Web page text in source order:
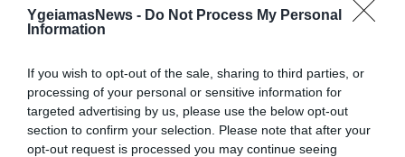
YgeiamasNews - Do Not Process My Personal
Information
If you wish to opt-out of the sale, sharing to third parties, or
processing of your personal or sensitive information for
targeted advertising by us, please use the below opt-out
section to confirm your selection. Please note that after your
opt-out request is processed you may continue seeing